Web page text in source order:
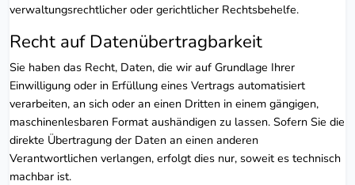
verwaltungsrechtlicher oder gerichtlicher Rechtsbehelfe.
Recht auf Daten­übertrag­barkeit
Sie haben das Recht, Daten, die wir auf Grundlage Ihrer
Einwilligung oder in Erfüllung eines Vertrags automatisiert
verarbeiten, an sich oder an einen Dritten in einem gängigen,
maschinenlesbaren Format aushändigen zu lassen. Sofern Sie die
direkte Übertragung der Daten an einen anderen
Verantwortlichen verlangen, erfolgt dies nur, soweit es technisch
machbar ist.